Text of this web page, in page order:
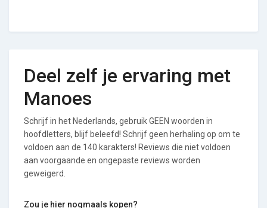
Deel zelf je ervaring met
Manoes
Schrijf in het Nederlands, gebruik GEEN woorden in
hoofdletters, blijf beleefd! Schrijf geen herhaling op om te
voldoen aan de 140 karakters! Reviews die niet voldoen
aan voorgaande en ongepaste reviews worden
geweigerd.
Zou je hier nogmaals kopen?